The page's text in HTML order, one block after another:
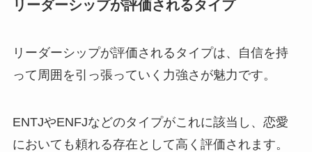
リーダーシップが評価されるタイプ
リーダーシップが評価されるタイプは、自信を持
って周囲を引っ張っていく力強さが魅力です。
ENTJやENFJなどのタイプがこれに該当し、恋愛
においても頼れる存在として高く評価されます。